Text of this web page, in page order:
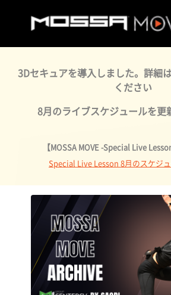
3Dセキュアを導入しました。詳細
ください
8月のライブスケジュールを更
【MOSSA MOVE -Special Live
Special Live Lesson 8月のスケジ